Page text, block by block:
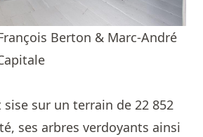
Berton & Marc-André
sise sur un terrain de 22 852
ses arbres verdoyants ainsi